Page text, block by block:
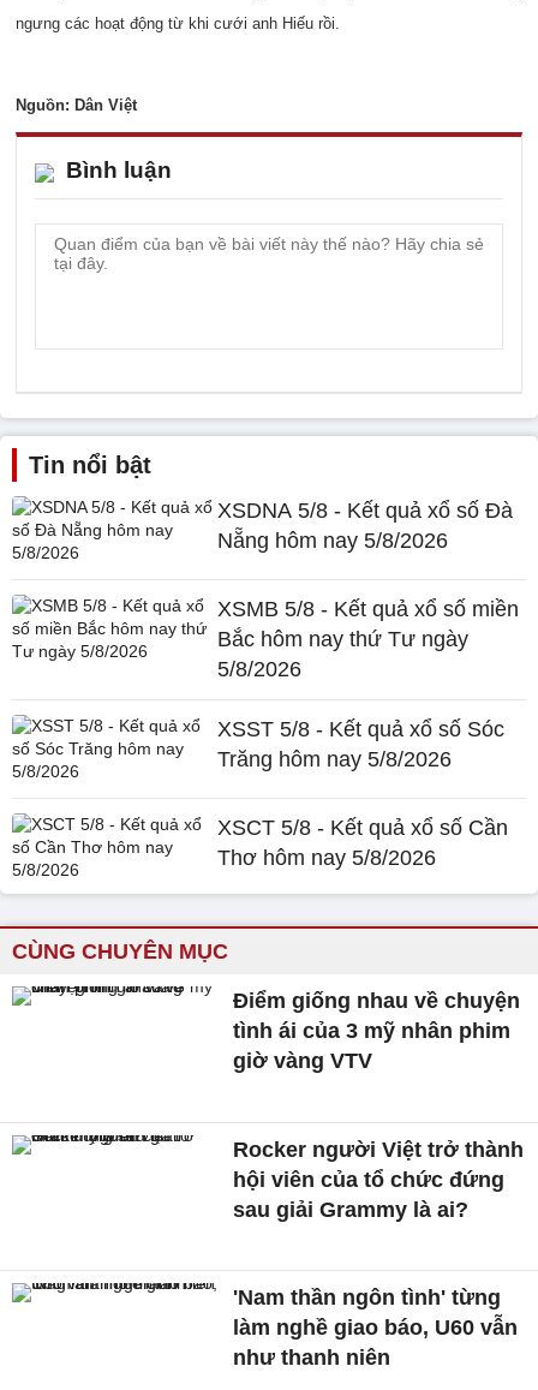
ngưng các hoạt động từ khi cưới anh Hiếu rồi.
Nguồn: Dân Việt
Bình luận
Tin nổi bật
XSDNA 5/8 - Kết quả xổ số Đà
Nẵng hôm nay 5/8/2026
XSMB 5/8 - Kết quả xổ số miền
Bắc hôm nay thứ Tư ngày
5/8/2026
XSST 5/8 - Kết quả xổ số Sóc
Trăng hôm nay 5/8/2026
XSCT 5/8 - Kết quả xổ số Cần
Thơ hôm nay 5/8/2026
CÙNG CHUYÊN MỤC
Điểm giống nhau về chuyện
tình ái của 3 mỹ nhân phim
giờ vàng VTV
Rocker người Việt trở thành
hội viên của tổ chức đứng
sau giải Grammy là ai?
'Nam thần ngôn tình' từng
làm nghề giao báo, U60 vẫn
như thanh niên